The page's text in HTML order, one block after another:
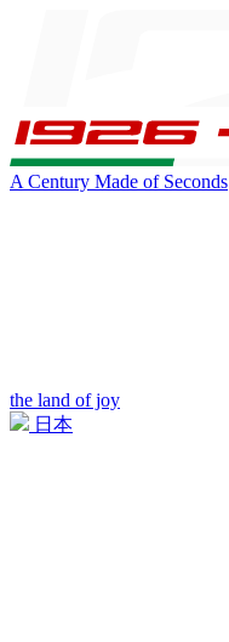
A Century Made of Seconds
the land of joy
日本